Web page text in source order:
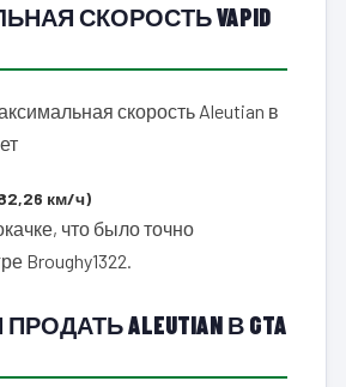
СКОРОСТЬ VAPID
скорость Aleutian в
км/ч)
что было точно
Broughy1322.
ALEUTIAN В GTA